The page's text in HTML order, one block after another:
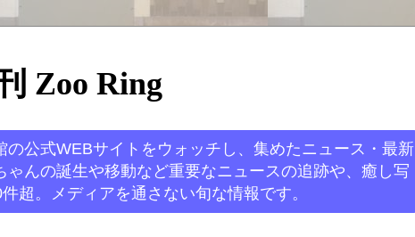
Zoo Ring
公式WEBサイトをウォッチし、集めたニュース・最新
んの誕生や移動など重要なニュースの追跡や、癒し写
超。メディアを通さない旬な情報です。